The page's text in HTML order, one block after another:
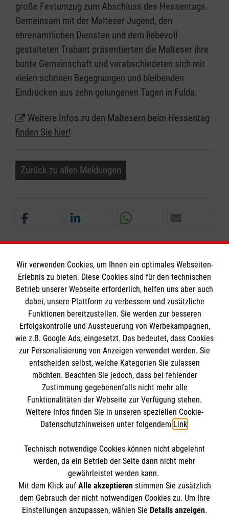
große Festumzug zum Abschluss des Hessentags.
Gemeinsam mit der Malteser Jugend, den
ehrenamtlichen Diensten und dem liebevoll
gestalteten Trabant präsentierten die Malteser ihre
bunte Gemeinschaft und verabschiedeten sich mit
vielen schönen Begegnungen und bleibenden
Eindrücken aus zehn gelungenen Tagen in Fulda.
Weitere Infos zu den Maltesern beim Hessentag
finden Sie hier!
Zurück zu allen Meldungen
Informationen
Impressum
Datenschutz
Barrierefreiheit
Kontakt
Die Malteser
Malteser in Deutschland
Malteserorden
Sharepoint
Spendenkonto
Pax-Bank für Kirche und Caritas eG
IBAN: DE66 3706 0193 4001 1550 38
BIC / S.W.I.F.T: GENODED1PAX
So finden Sie uns
Vogelsbergstraße 46
63674 Altenstadt
Der Malteser Hilfsdienst e.V. ist als eingetragene
Wir verwenden Cookies, um Ihnen ein optimales Webseiten-
Erlebnis zu bieten. Diese Cookies sind für den technischen
Betrieb unserer Webseite erforderlich, helfen uns aber auch
dabei, unsere Plattform zu verbessern und zusätzliche
Funktionen bereitzustellen. Sie werden zur besseren
Erfolgskontrolle und Aussteuerung von Werbekampagnen,
wie z.B. Google Ads, eingesetzt. Das bedeutet, dass Cookies
zur Personalisierung von Anzeigen verwendet werden. Sie
entscheiden selbst, welche Kategorien Sie zulassen
möchten. Beachten Sie jedoch, dass bei fehlender
Zustimmung gegebenenfalls nicht mehr alle
Funktionalitäten der Webseite zur Verfügung stehen.
Weitere Infos finden Sie in unseren speziellen Cookie-
Datenschutzhinweisen unter folgendem Link.
Technisch notwendige Cookies können nicht abgelehnt
werden, da ein Betrieb der Seite dann nicht mehr
gewährleistet werden kann.
Mit dem Klick auf Alle akzeptierenstimmen Sie zusätzlich
dem Gebrauch der nicht notwendigen Cookies zu. Um Ihre
Einstellungen anzupassen, wählen Sie Details anzeigen.